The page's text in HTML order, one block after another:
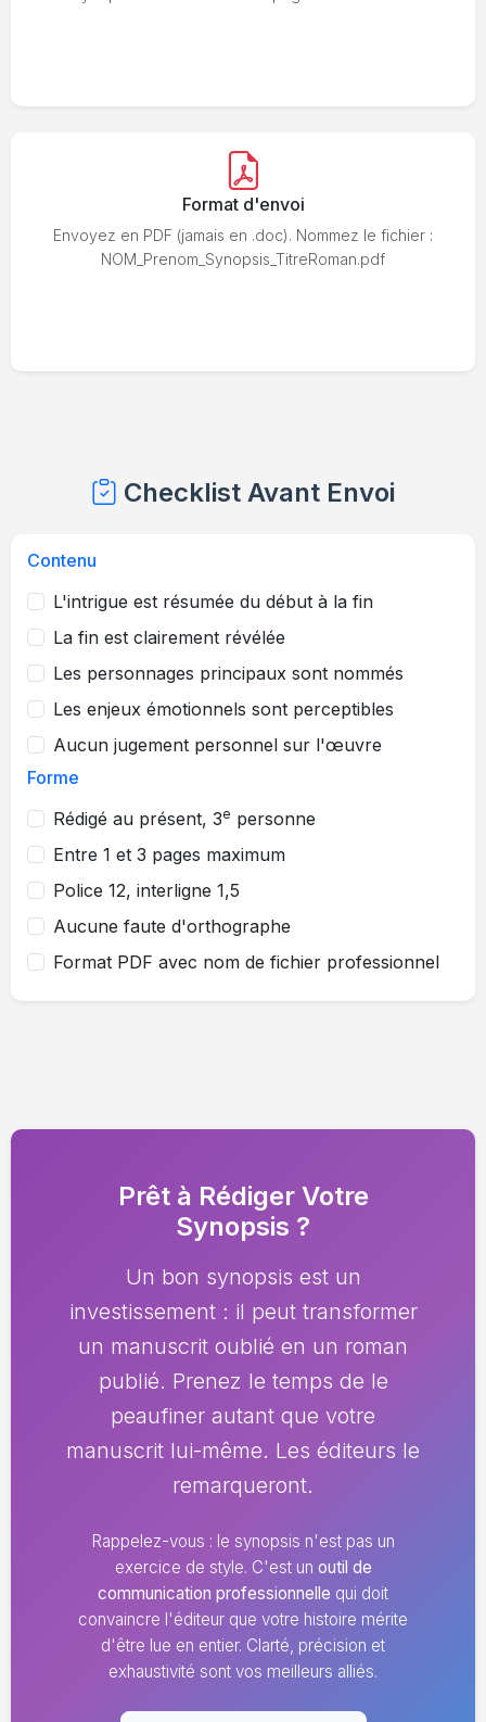
Format d'envoi
Envoyez en PDF (jamais en .doc). Nommez le fichier :
NOM_Prenom_Synopsis_TitreRoman.pdf
Checklist Avant Envoi
Contenu
L'intrigue est résumée du début à la fin
La fin est clairement révélée
Les personnages principaux sont nommés
Les enjeux émotionnels sont perceptibles
Aucun jugement personnel sur l'œuvre
Forme
Rédigé au présent, 3e personne
Entre 1 et 3 pages maximum
Police 12, interligne 1,5
Aucune faute d'orthographe
Format PDF avec nom de fichier professionnel
Prêt à Rédiger Votre
Synopsis ?
Un bon synopsis est un
investissement : il peut transformer
un manuscrit oublié en un roman
publié. Prenez le temps de le
peaufiner autant que votre
manuscrit lui-même. Les éditeurs le
remarqueront.
Rappelez-vous : le synopsis n'est pas un
exercice de style. C'est un outil de
communication professionnelle qui doit
convaincre l'éditeur que votre histoire mérite
d'être lue en entier. Clarté, précision et
exhaustivité sont vos meilleurs alliés.